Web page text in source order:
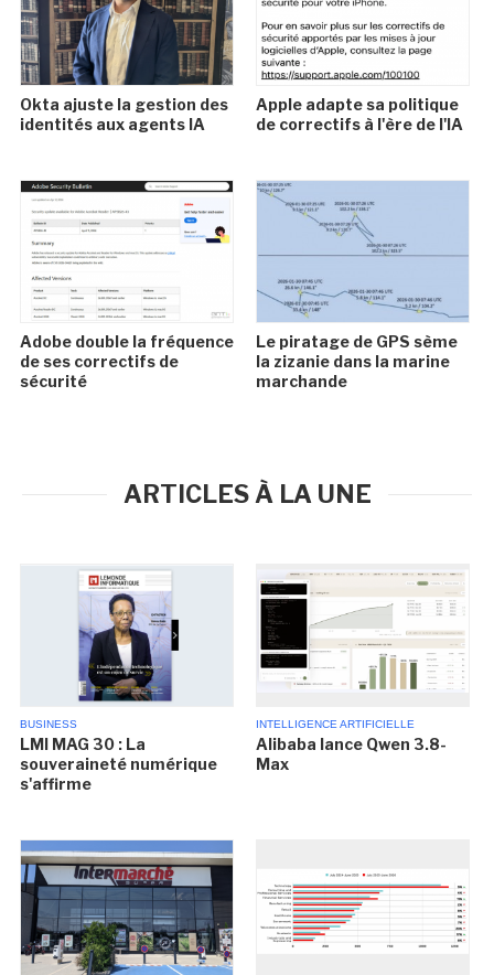
Okta ajuste la gestion des
identités aux agents IA
Apple adapte sa politique
de correctifs à l'ère de l'IA
Adobe double la fréquence
de ses correctifs de
sécurité
Le piratage de GPS sème
la zizanie dans la marine
marchande
ARTICLES À LA UNE
BUSINESS
LMI MAG 30 : La
souveraineté numérique
s'affirme
INTELLIGENCE ARTIFICIELLE
Alibaba lance Qwen 3.8-
Max